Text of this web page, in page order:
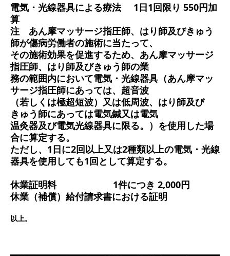
電気・光線器具による療法
1日1回限り 550円加
算
注 あん摩マッサージ指圧師、はり師及びきゅう
師が傷病労働者の施術に当たって、
その施術効果を促進するため、あん摩マッサージ
指圧師、はり師及びきゅう師の業
務の範囲内において電気・光線器具（あん摩マッ
サージ指圧師にあっては、超音波
（若しくは極超短波）又は低周波、はり師及び
きゅう師にあっては電気鍼又は電気
温灸器及び電気光線器具に限る。）を使用した場
合に算定する。
ただし、1日に2回以上又は2種類以上の電気・光線
器具を使用しても1回として算定する。
休業証明料
1件につき 2,000円
休業（補償）給付請求書における証明
以上。